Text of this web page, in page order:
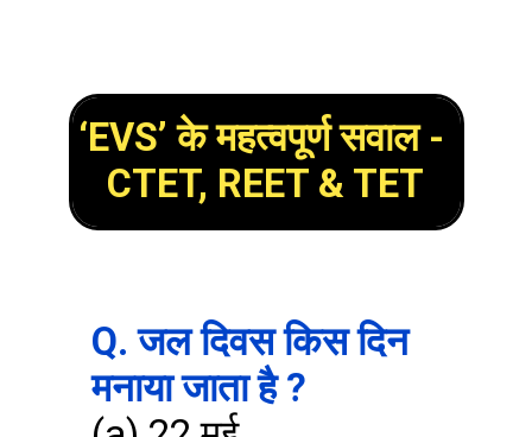
‘EVS’ के महत्वपूर्ण सवाल -
CTET, REET & TET
Q. जल दिवस किस दिन
मनाया जाता है ?